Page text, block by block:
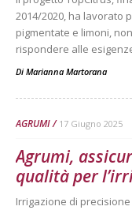
2014/2020, ha lavorato
pigmentate e limoni,
rispondere alle
Di Marianna Martorana
AGRUMI 17 Giugno 2025
Agrumi,
qualità per
Irrigazione di